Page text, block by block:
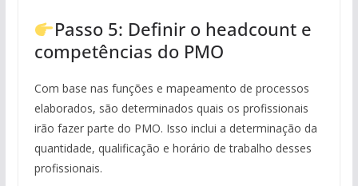
Passo 5: Definir o headcount e
competências do PMO
Com base nas funções e mapeamento de processos
elaborados, são determinados quais os profissionais
irão fazer parte do PMO. Isso inclui a determinação da
quantidade, qualificação e horário de trabalho desses
profissionais.